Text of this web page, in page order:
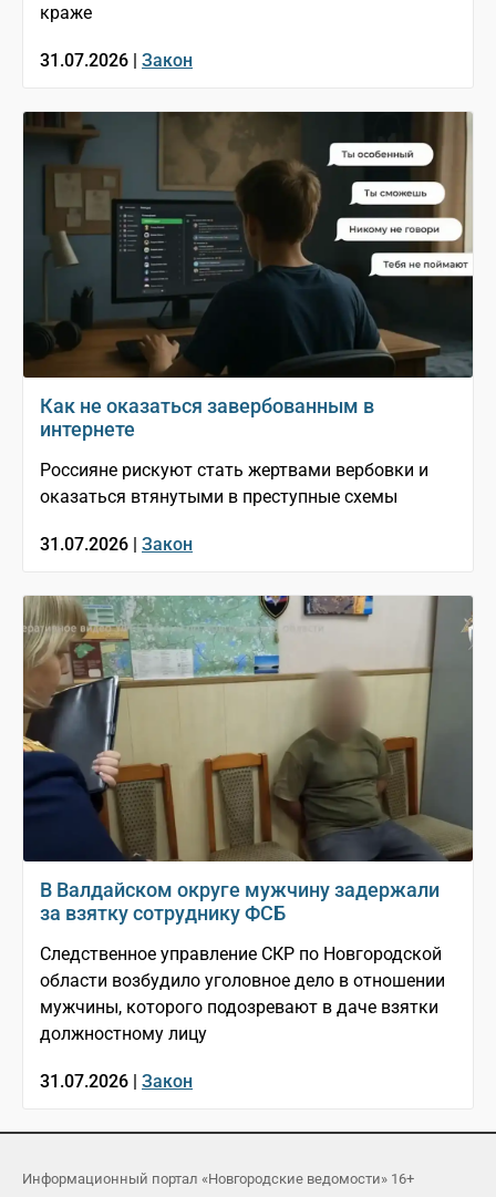
краже
31.07.2026 | Закон
Как не оказаться завербованным в
интернете
Россияне рискуют стать жертвами вербовки и
оказаться втянутыми в преступные схемы
31.07.2026 | Закон
В Валдайском округе мужчину задержали
за взятку сотруднику ФСБ
Следственное управление СКР по Новгородской
области возбудило уголовное дело в отношении
мужчины, которого подозревают в даче взятки
должностному лицу
31.07.2026 | Закон
Информационный портал «Новгородские ведомости» 16+